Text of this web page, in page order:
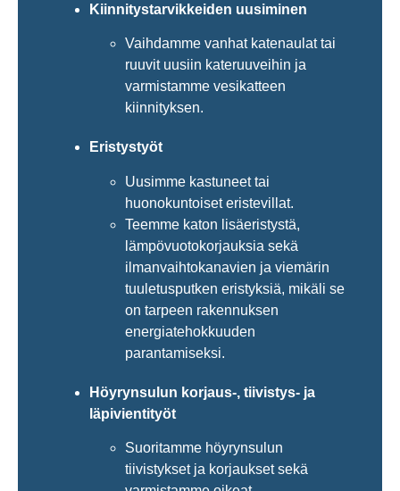
Kiinnitystarvikkeiden uusiminen
Vaihdamme vanhat katenaulat tai
ruuvit uusiin kateruuveihin ja
varmistamme vesikatteen
kiinnityksen.
Eristystyöt
Uusimme kastuneet tai
huonokuntoiset eristevillat.
Teemme katon lisäeristystä,
lämpövuotokorjauksia sekä
ilmanvaihtokanavien ja viemärin
tuuletusputken eristyksiä, mikäli se
on tarpeen rakennuksen
energiatehokkuuden
parantamiseksi.
Höyrynsulun korjaus-, tiivistys- ja
läpivientityöt
Suoritamme höyrynsulun
tiivistykset ja korjaukset sekä